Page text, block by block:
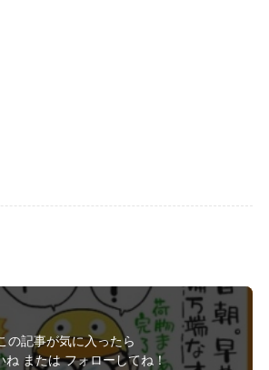
の記事が気に入ったら
ね または フォローしてね！